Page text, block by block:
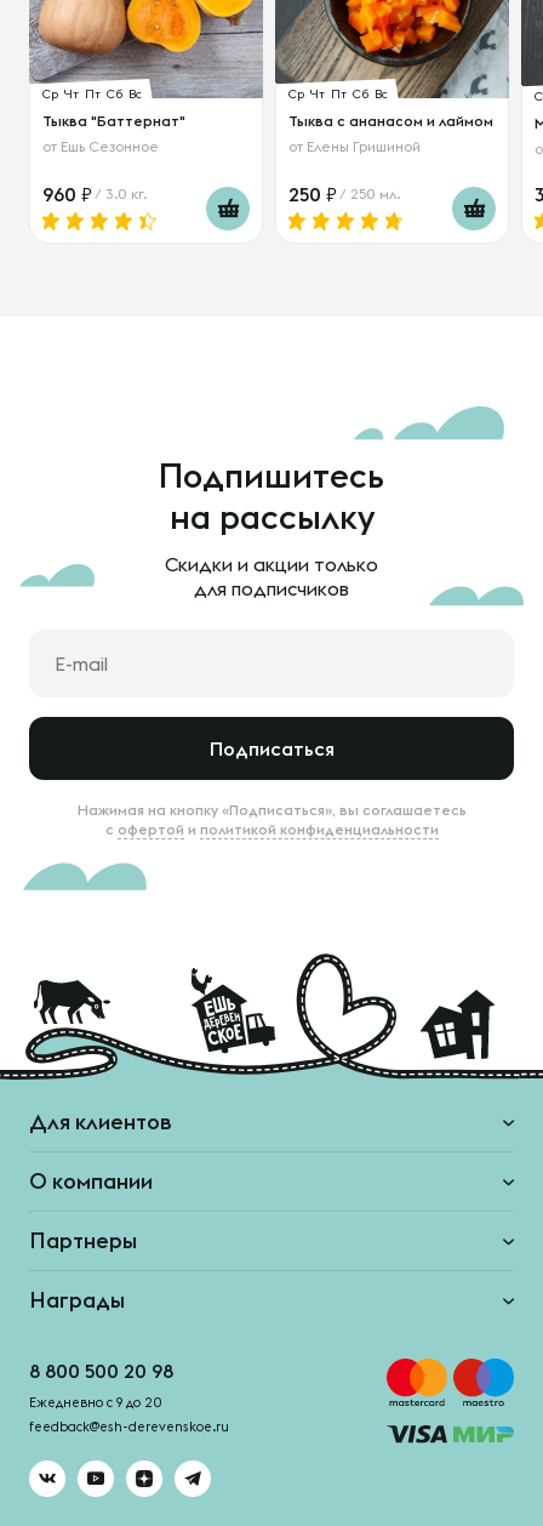
Ср Чт Пт Сб Вс
Тыква "Баттернат"
от Ешь Сезонное
960 / 3.0 кг.
Ср Чт Пт Сб Вс
Тыква с ананасом и лаймом
от Елены Гришиной
250 / 250 мл.
Подпишитесь
на рассылку
Скидки и акции только
для подписчиков
Подписаться
Нажимая на кнопку «Подписаться», вы соглашаетесь
с офертой и политикой конфиденциальности
Для клиентов
О компании
Партнеры
Награды
8 800 500 20 98
Ежедневно с 9 до 20
feedback@esh-derevenskoe.ru